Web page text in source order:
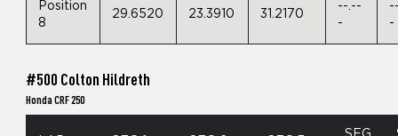
Position
8
29.6520 23.3910 31.2170
--.--
-
-
#500 Colton Hildreth
Honda CRF 250